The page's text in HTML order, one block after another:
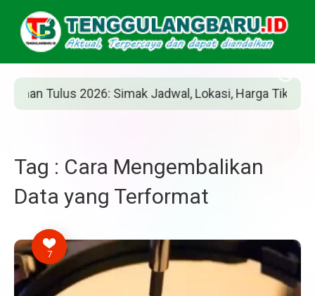
Tulus 2026: Simak Jadwal, Lokasi, Harga Tiket, dan
Tag : Cara Mengembalikan
Data yang Terformat
7